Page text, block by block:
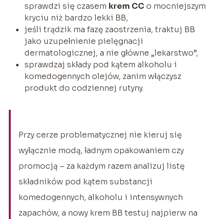
sprawdzi się czasem krem CCo mocniejszym
kryciu niż bardzo lekki BB,
jeśli trądzik ma fazę zaostrzenia, traktuj BB
jako uzupełnienie pielęgnacji
dermatologicznej, a nie główne „lekarstwo”,
sprawdzaj składy pod kątem alkoholu i
komedogennych olejów, zanim włączysz
produkt do codziennej rutyny.
Przy cerze problematycznej nie kieruj się
wyłącznie modą, ładnym opakowaniem czy
promocją – za każdym razem analizuj listę
składników pod kątem substancji
komedogennych, alkoholu i intensywnych
zapachów, a nowy krem BB testuj najpierw na